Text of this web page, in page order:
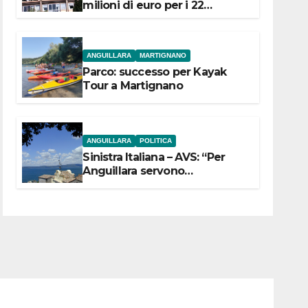
milioni di euro per i 22
ANGUILLARA MARTIGNANO
Parco: successo per Kayak
Tour a Martignano
ANGUILLARA POLITICA
Sinistra Italiana – AVS: “Per
Anguillara servono